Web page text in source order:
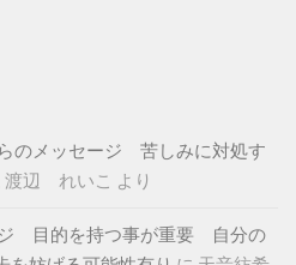
のメッセージ 苦しみに対処す
渡辺 れいこ より
目的を持つ事が重要 自分の